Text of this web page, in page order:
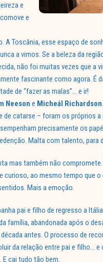
e
e
A Toscânia, esse espaço de
a vimos. Se a beleza da
não foi muitas vezes que a
fascinante como agora. É
de “fazer as malas”… e ir!
Neeson e Micheál Richardson
de catarse – foram os próprios
precisamente os
Malta com talento, para
mas também não
curioso, ao mesmo tempo que o
Mais a emoção.
pai e filho de regresso a
família, abandonada após o
antes. O processo de
da relação entre pai e filho… e
cai tudo tão bem.